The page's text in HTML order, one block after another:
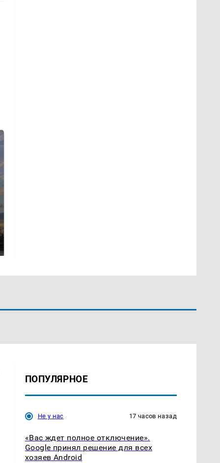
ПОПУЛЯРНОЕ
Не у нас 17 часов назад
«Вас ждет полное отключение».
Google принял решение для всех
хозяев Android